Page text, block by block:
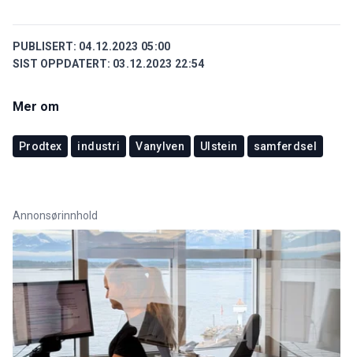
PUBLISERT: 04.12.2023 05:00
SIST OPPDATERT: 03.12.2023 22:54
Mer om
Prodtex industri Vanylven Ulstein samferdsel
Annonsørinnhold